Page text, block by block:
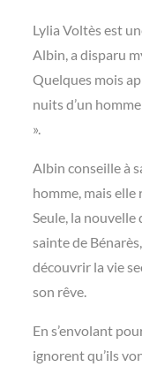
Lylia Voltès est
Albin, a disparu
Quelques mois
nuits d’un
».
Albin conseille à
homme, mais elle
Seule, la nouvelle
sainte de
découvrir la vie
son rêve.
En s’envolant
ignorent qu’ils